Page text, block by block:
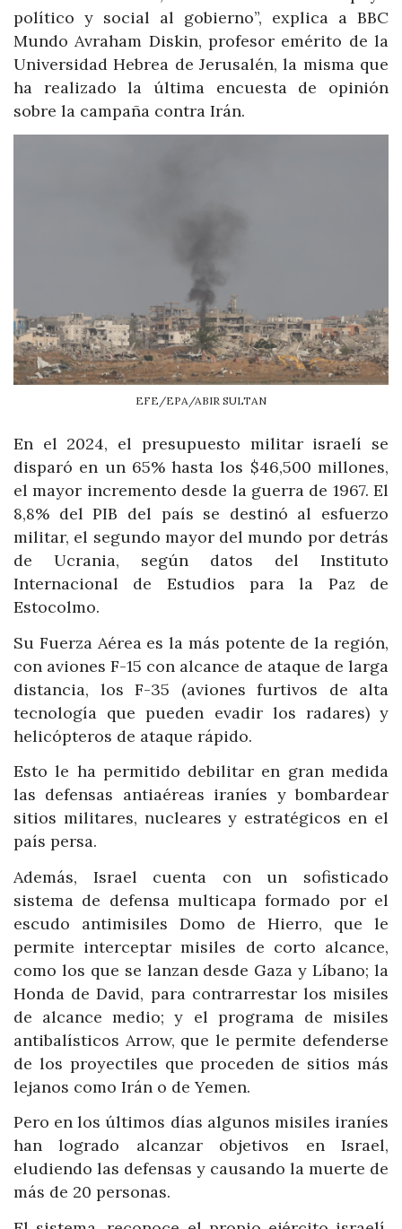
político y social al gobierno”, explica a BBC
Mundo Avraham Diskin, profesor emérito de la
Universidad Hebrea de Jerusalén, la misma que
ha realizado la última encuesta de opinión
sobre la campaña contra Irán.
EFE/EPA/ABIR SULTAN
En el 2024, el presupuesto militar israelí se
disparó en un 65% hasta los $46,500 millones,
el mayor incremento desde la guerra de 1967. El
8,8% del PIB del país se destinó al esfuerzo
militar, el segundo mayor del mundo por detrás
de Ucrania, según datos del Instituto
Internacional de Estudios para la Paz de
Estocolmo.
Su Fuerza Aérea es la más potente de la región,
con aviones F-15 con alcance de ataque de larga
distancia, los F-35 (aviones furtivos de alta
tecnología que pueden evadir los radares) y
helicópteros de ataque rápido.
Esto le ha permitido debilitar en gran medida
las defensas antiaéreas iraníes y bombardear
sitios militares, nucleares y estratégicos en el
país persa.
Además, Israel cuenta con un sofisticado
sistema de defensa multicapa formado por el
escudo antimisiles Domo de Hierro, que le
permite interceptar misiles de corto alcance,
como los que se lanzan desde Gaza y Líbano; la
Honda de David, para contrarrestar los misiles
de alcance medio; y el programa de misiles
antibalísticos Arrow, que le permite defenderse
de los proyectiles que proceden de sitios más
lejanos como Irán o de Yemen.
Pero en los últimos días algunos misiles iraníes
han logrado alcanzar objetivos en Israel,
eludiendo las defensas y causando la muerte de
más de 20 personas.